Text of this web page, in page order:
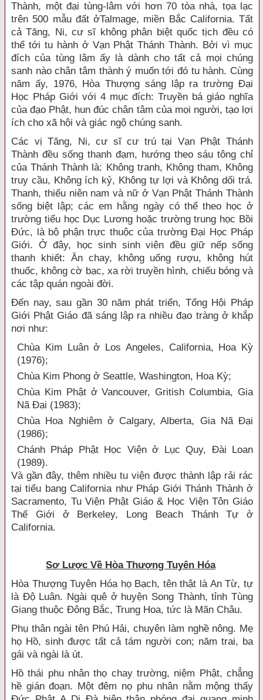
Thành, một đại tùng-lâm với hơn 70 tòa nhà, tọa lạc
trên 500 mẫu đất ởTalmage, miền Bắc California. Tất
cả Tăng, Ni, cư sĩ không phân biệt quốc tịch đều có
thể tới tu hành ở Vạn Phật Thánh Thành. Bởi vì mục
đích của tùng lâm ấy là dành cho tất cả mọi chúng
sanh nào chân tâm thành ý muốn tới đó tu hành. Cùng
năm ấy, 1976, Hòa Thượng sáng lập ra trường Ðại
Học Pháp Giới với 4 mục đích: Truyền bá giáo nghĩa
của đạo Phật, hun đúc chân tâm của mọi người, tạo lợi
ích cho xã hội và giác ngộ chúng sanh.
Các vị Tăng, Ni, cư sĩ cư trú tại Vạn Phật Thánh
Thành đều sống thanh đạm, hướng theo sáu tông chỉ
của Thánh Thành là: Không tranh, Không tham, Không
truy cầu, Không ích kỷ, Không tự lợi và Không dối trá.
Thanh, thiếu niên nam và nữ ở Vạn Phật Thánh Thành
sống biệt lập; các em hằng ngày có thể theo học ở
trường tiểu học Dục Lương hoặc trường trung học Bồi
Ðức, là bộ phận trực thuộc của trường Ðại Học Pháp
Giới. Ở đây, học sinh sinh viên đều giữ nếp sống
thanh khiết: Ăn chay, không uống rượu, không hút
thuốc, không cờ bạc, xa rời truyền hình, chiếu bóng và
các tập quán ngoài đời.
Ðến nay, sau gần 30 năm phát triển, Tổng Hội Pháp
Giới Phật Giáo đã sáng lập ra nhiều đạo tràng ở khắp
nơi như:
Chùa Kim Luân ở Los Angeles, California, Hoa Kỳ
(1976);
Chùa Kim Phong ở Seattle, Washington, Hoa Kỳ;
Chùa Kim Phật ở Vancouver, Gritish Columbia, Gia
Nã Ðại (1983);
Chùa Hoa Nghiêm ở Calgary, Alberta, Gia Nã Ðại
(1986);
Chánh Pháp Phật Học Viện ở Lục Quy, Ðài Loan
(1989).
Và gần đây, thêm nhiều tu viện được thành lập rải rác
tại tiểu bang California như Pháp Giới Thánh Thành ở
Sacramento, Tu Viện Phật Giáo & Học Viện Tôn Giáo
Thế Giới ở Berkeley, Long Beach Thánh Tự ở
California.
Sơ Lược Về Hòa Thượng Tuyên Hóa
Hòa Thượng Tuyên Hóa họ Bạch, tên thật là An Từ, tự
là Ðộ Luân. Ngài quê ở huyện Song Thành, tỉnh Tùng
Giang thuộc Ðông Bắc, Trung Hoa, tức là Mãn Châu.
Phụ thân ngài tên Phú Hải, chuyên làm nghề nông. Mẹ
họ Hồ, sinh được tất cả tám người con; năm trai, ba
gái và ngài là út.
Hồ thái phu nhân thọ chay trường, niệm Phật, chẳng
hề gián đoạn. Một đêm nọ phu nhân nằm mộng thấy